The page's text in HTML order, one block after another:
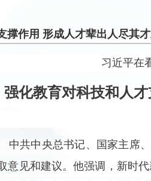
撑作用 形成人才辈出人尽其
习近平在
强化教育对科技和人
共中央总书记、国家主席
意见和建议。他强调，新时